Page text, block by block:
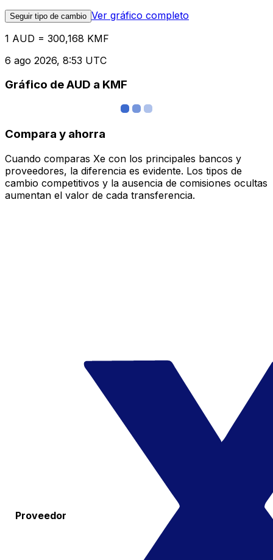
Seguir tipo de cambio Ver gráfico completo
1 AUD = 300,168 KMF
6 ago 2026, 8:53 UTC
Gráfico de AUD a KMF
Compara y ahorra
Cuando comparas Xe con los principales bancos y
proveedores, la diferencia es evidente. Los tipos de
cambio competitivos y la ausencia de comisiones ocultas
aumentan el valor de cada transferencia.
Proveedor